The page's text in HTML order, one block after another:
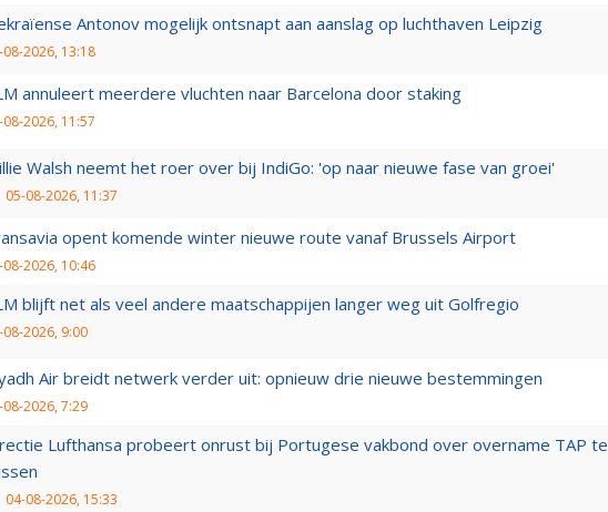
Antonov mogelijk ontsnapt aan aanslag op luchthaven Leipzig
08-2026, 13:18
annuleert meerdere vluchten naar Barcelona door staking
08-2026, 11:57
Walsh neemt het roer over bij IndiGo: 'op naar nieuwe fase van groei'
05-08-2026, 11:37
opent komende winter nieuwe route vanaf Brussels Airport
08-2026, 10:46
blijft net als veel andere maatschappijen langer weg uit Golfregio
08-2026, 9:00
Air breidt netwerk verder uit: opnieuw drie nieuwe bestemmingen
08-2026, 7:29
Lufthansa probeert onrust bij Portugese vakbond over overname TAP te
04-08-2026, 15:33